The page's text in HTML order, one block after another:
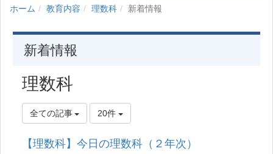
ホーム 教育内容 理数科 新着情報
新着情報
理数科
全ての記事 20件
【理数科】今日の理数科（２年次）